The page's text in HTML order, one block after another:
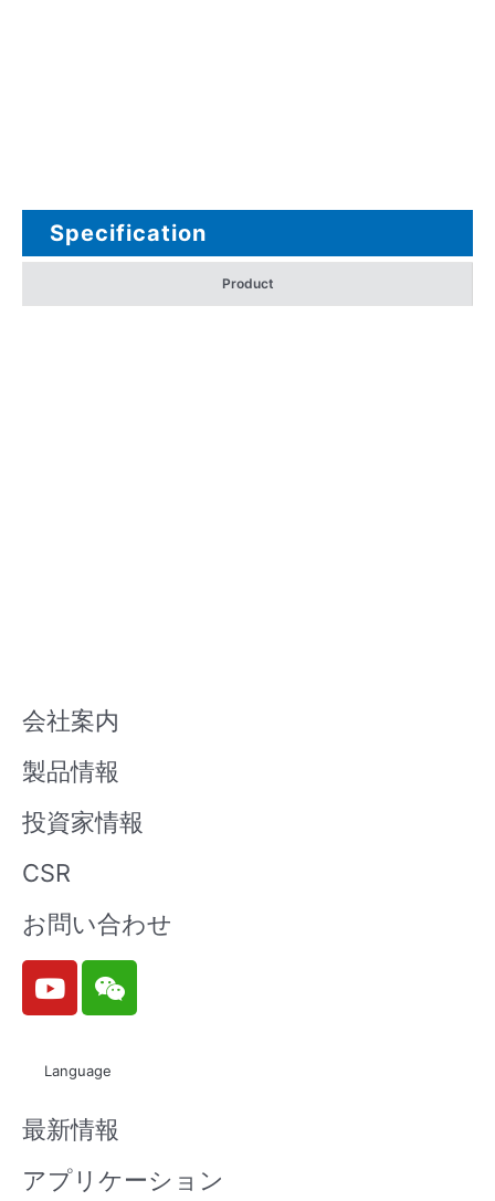
Specification
Product
会社案内
製品情報
投資家情報
CSR
お問い合わせ
Y
o
u
b
e
W
e
i
n
Language
最新情報
アプリケーション